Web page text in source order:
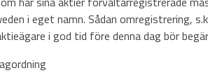
i eget namn. Sådan
i god tid före denna dag bör